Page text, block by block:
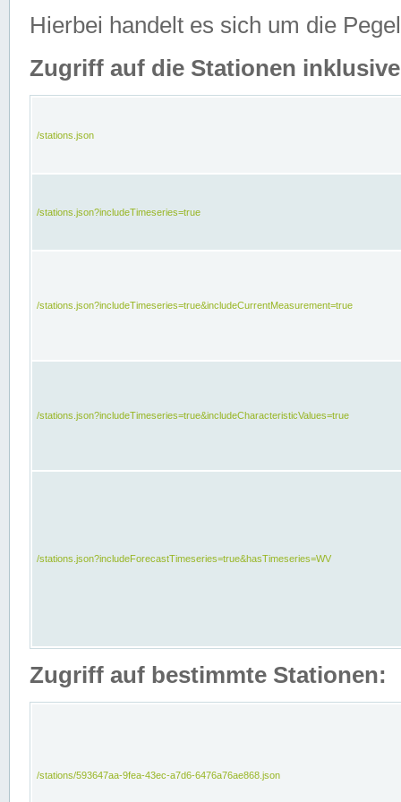
Hierbei handelt es sich um die
Zugriff auf die Stationen
/stations.json
/stations.json?includeTimeseries=true
/stations.json?includeTimeseries=true&includeCurrentMeasurement=true
/stations.json?includeTimeseries=true&includeCharacteristicValues=true
/stations.json?includeForecastTimeseries=true&hasTimeseries=WV
Zugriff auf bestimmte Stationen:
/stations/593647aa-9fea-43ec-a7d6-6476a76ae868.json